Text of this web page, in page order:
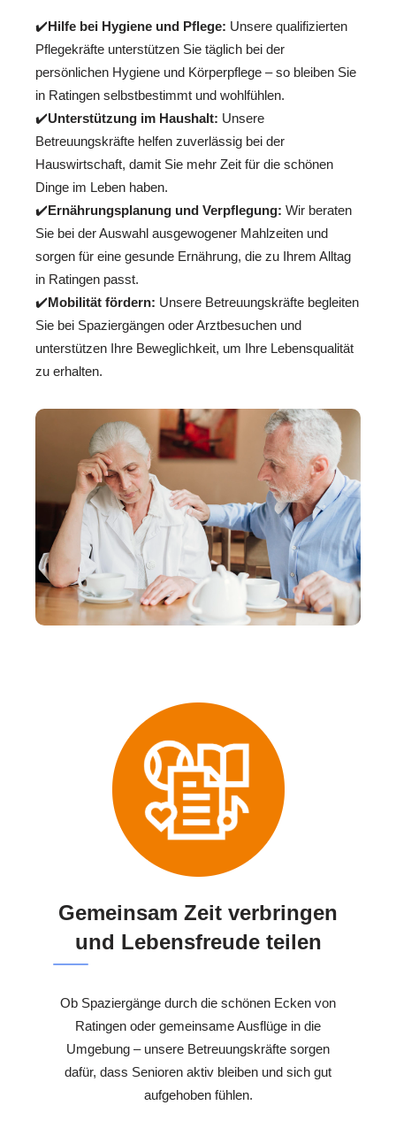
✔️Hilfe bei Hygiene und Pflege: Unsere qualifizierten
Pflegekräfte unterstützen Sie täglich bei der
persönlichen Hygiene und Körperpflege – so bleiben Sie
in Ratingen selbstbestimmt und wohlfühlen.
✔️Unterstützung im Haushalt: Unsere
Betreuungskräfte helfen zuverlässig bei der
Hauswirtschaft, damit Sie mehr Zeit für die schönen
Dinge im Leben haben.
✔️Ernährungsplanung und Verpflegung: Wir beraten
Sie bei der Auswahl ausgewogener Mahlzeiten und
sorgen für eine gesunde Ernährung, die zu Ihrem Alltag
in Ratingen passt.
✔️Mobilität fördern: Unsere Betreuungskräfte begleiten
Sie bei Spaziergängen oder Arztbesuchen und
unterstützen Ihre Beweglichkeit, um Ihre Lebensqualität
zu erhalten.
Gemeinsam Zeit verbringen
und Lebensfreude teilen
Ob Spaziergänge durch die schönen Ecken von
Ratingen oder gemeinsame Ausflüge in die
Umgebung – unsere Betreuungskräfte sorgen
dafür, dass Senioren aktiv bleiben und sich gut
aufgehoben fühlen.